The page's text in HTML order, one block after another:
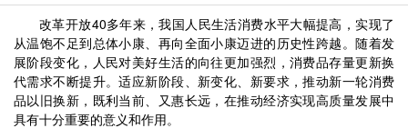
改革开放40多年来，我国人民生活消费水平大幅提高，实现了
从温饱不足到总体小康、再向全面小康迈进的历史性跨越。随着发
展阶段变化，人民对美好生活的向往更加强烈，消费品存量更新换
代需求不断提升。适应新阶段、新变化、新要求，推动新一轮消费
品以旧换新，既利当前、又惠长远，在推动经济实现高质量发展中
具有十分重要的意义和作用。